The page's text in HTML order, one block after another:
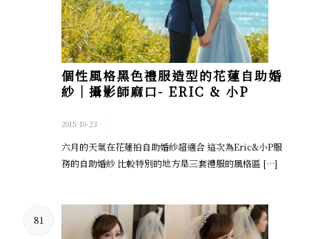
個性風格黑色禮服造型的花蓮自助婚
紗│攝影師麻口- ERIC & 小P
2015-10-23
六月的天氣在花蓮拍自助婚紗超適合 這次為Eric&小P服
務的自助婚紗 比較特別的地方是三套禮服的風格區 […]
81